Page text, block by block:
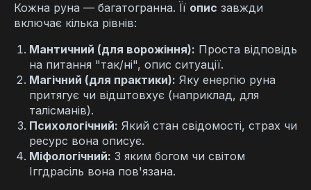
Кожна руна — багатогранна. Її опис завжди
включає кілька рівнів:
Мантичний (для ворожіння): Проста відповідь
на питання "так/ні", опис ситуації.
Магічний (для практики): Яку енергію руна
притягує чи відштовхує (наприклад, для
талісманів).
Психологічний: Який стан свідомості, страх чи
ресурс вона описує.
Міфологічний: З яким богом чи світом
Іггдрасіль вона пов'язана.